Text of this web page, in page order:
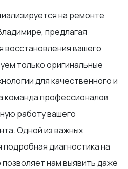
на ремонте
предлагая
восстановления вашего
только оригинальные
для качественного и
команда профессионалов
работу вашего
Одной из важных
диагностика на
нам выявить даже